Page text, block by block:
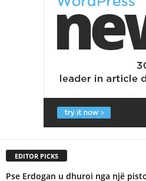
EDITOR PICKS
Pse Erdogan u dhuroi nga një